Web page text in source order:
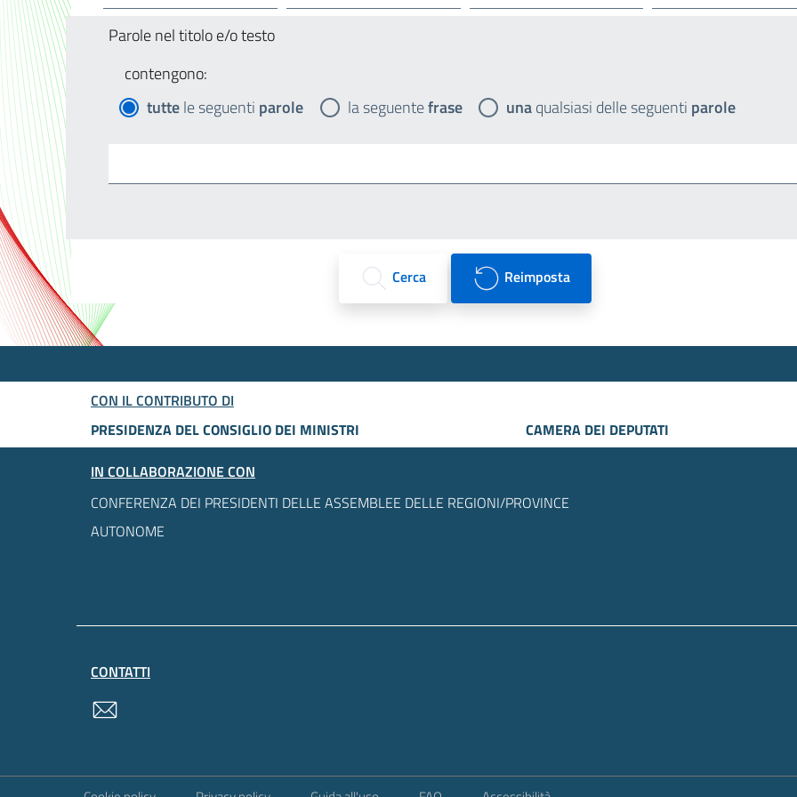
Parole nel titolo e/o testo
contengono:
tuttele seguenti parole la seguentefrase unaqualsiasi delle seguenti parole
Cerca Reimposta
CON IL CONTRIBUTO DI
PRESIDENZA DEL CONSIGLIO DEI MINISTRI
CAMERA DEI DEPUTATI
IN COLLABORAZIONE CON
CONFERENZA DEI PRESIDENTI DELLE ASSEMBLEE DELLE REGIONI/PROVINCE
AUTONOME
CONTATTI